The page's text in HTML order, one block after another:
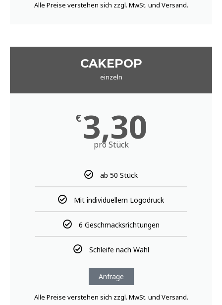
Alle Preise verstehen sich zzgl. MwSt. und Versand.
CAKEPOP
einzeln
€ 3,30
pro Stück
ab 50 Stück
Mit individuellem Logodruck
6 Geschmacksrichtungen
Schleife nach Wahl
Anfrage
Alle Preise verstehen sich zzgl. MwSt. und Versand.